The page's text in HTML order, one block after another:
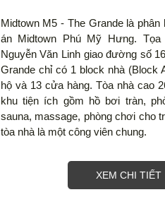
Midtown M5 - The Grande là
án Midtown Phú Mỹ Hưng.
Nguyễn Văn Linh giao đường số
Grande chỉ có 1 block nhà (Block
hộ và 13 cửa hàng. Tòa nhà cao
khu tiện ích gồm hồ bơi tràn,
sauna, massage, phòng chơi cho
tòa nhà là một công viên chung.
XEM CHI TIẾT